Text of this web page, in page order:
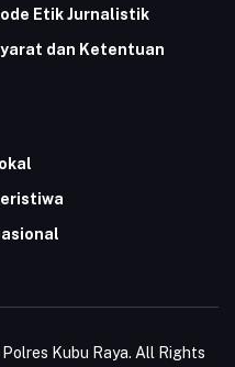
Etik Jurnalistik
dan Ketentuan
Kubu Raya. All Rights